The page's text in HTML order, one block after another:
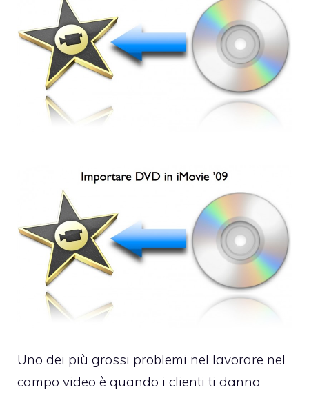
Uno dei più grossi problemi nel lavorare nel
campo video è quando i clienti ti danno